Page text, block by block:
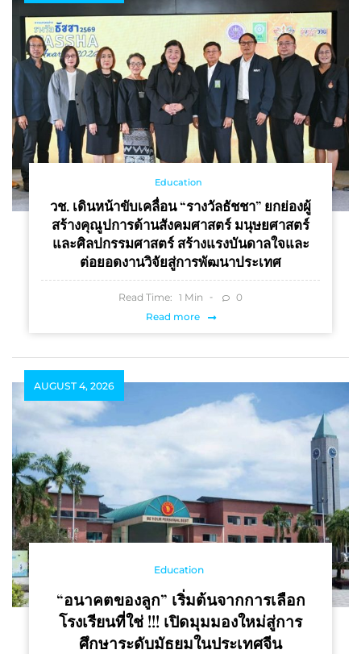
Education
วช. เดินหน้าขับเคลื่อน “รางวัลธัชชา” ยกย่องผู้
สร้างคุณูปการด้านสังคมศาสตร์ มนุษยศาสตร์
และศิลปกรรมศาสตร์ สร้างแรงบันดาลใจและ
ต่อยอดงานวิจัยสู่การพัฒนาประเทศ
Read Time: 1 Min
0
Read more
AUGUST 4, 2026
Education
“อนาคตของลูก” เริ่มต้นจากการเลือก
โรงเรียนที่ใช่ !!! เปิดมุมมองใหม่สู่การ
ศึกษาระดับมัธยมในประเทศจีน